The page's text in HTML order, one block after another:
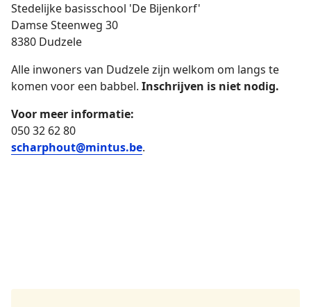
Stedelijke basisschool 'De Bijenkorf'
Damse Steenweg 30
8380 Dudzele
Alle inwoners van Dudzele zijn welkom om langs te
komen voor een babbel. Inschrijven is niet nodig.
Voor meer informatie:
050 32 62 80
scharphout@mintus.be.